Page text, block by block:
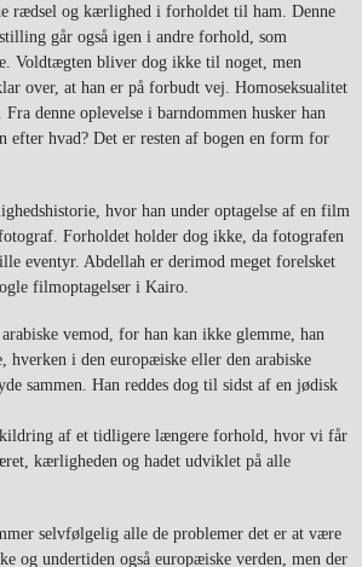
rædsel og kærlighed i forholdet til ham. Denne
går også igen i andre forhold, som
Voldtægten bliver dog ikke til noget, men
over, at han er på forbudt vej. Homoseksualitet
denne oplevelse i barndommen husker han
efter hvad? Det er resten af bogen en form for
hvor han under optagelse af en film
Forholdet holder dog ikke, da fotografen
eventyr. Abdellah er derimod meget forelsket
filmoptagelser i Kairo.
vemod, for han kan ikke glemme, han
hverken i den europæiske eller den arabiske
sammen. Han reddes dog til sidst af en jødisk
af et tidligere længere forhold, hvor vi får
kærligheden og hadet udviklet på alle
selvfølgelig alle de problemer det er at være
og undertiden også europæiske verden, men der